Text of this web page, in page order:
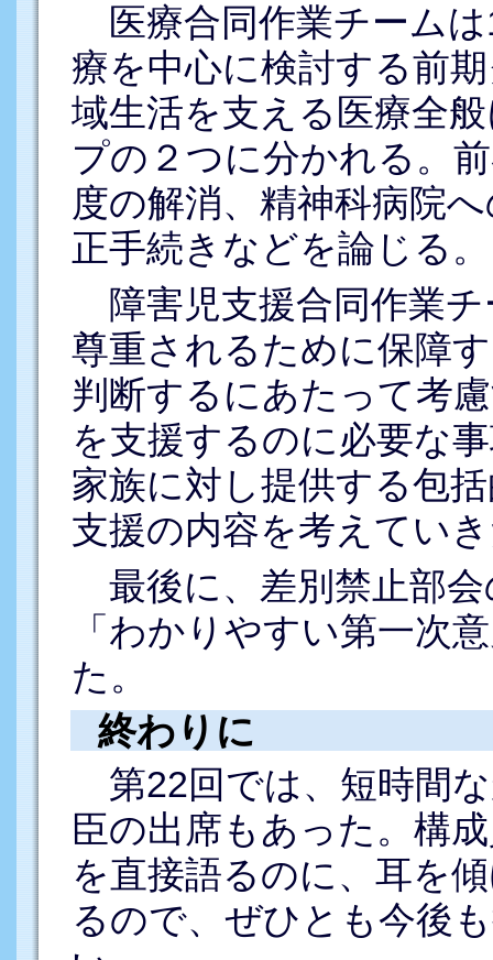
医療合同作業チーム
療を中心に検討する前
域生活を支える医療全
プの２つに分かれる。
度の解消、精神科病院
正手続きなどを論じる。
障害児支援合同作業
尊重されるために保障
判断するにあたって考
を支援するのに必要な
家族に対し提供する包
支援の内容を考えてい
最後に、差別禁止部
「わかりやすい第一次
た。
終わりに
第22回では、短時間
臣の出席もあった。構
を直接語るのに、耳を
るので、ぜひとも今後